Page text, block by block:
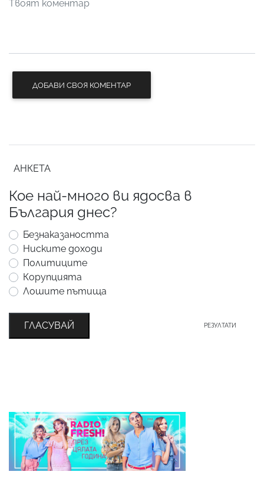
ДОБАВИ СВОЯ КОМЕНТАР
АНКЕТА
Кое най-много ви ядосва в
България днес?
Безнаказаността
Ниските доходи
Политиците
Корупцията
Лошите пътища
ГЛАСУВАЙ РЕЗУЛТАТИ